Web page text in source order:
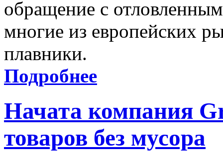
обращение с
многие из европейских
плавники.
Подробнее
Начата компания
товаров без мусора